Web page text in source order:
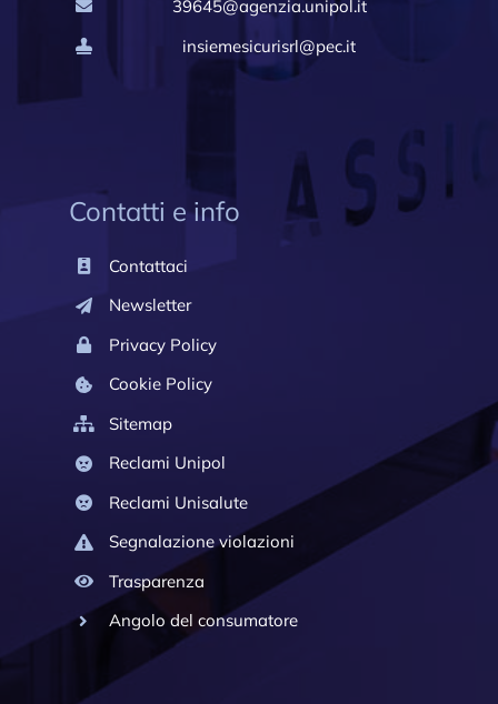
39645@agenzia.unipol.it
insiemesicurisrl@pec.it
Contatti e info
Contattaci
Newsletter
Privacy Policy
Cookie Policy
Sitemap
Reclami Unipol
Reclami Unisalute
Segnalazione violazioni
Trasparenza
Angolo del consumatore